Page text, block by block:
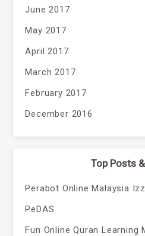
June 2017
May 2017
April 2017
March 2017
February 2017
December 2016
Top Posts
Perabot Online Malaysia
PeDAS
Fun Online Quran Learning